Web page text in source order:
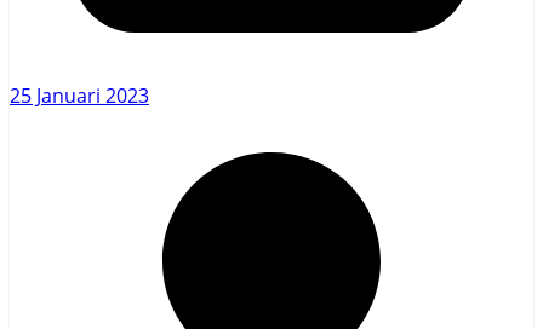
25 Januari 2023